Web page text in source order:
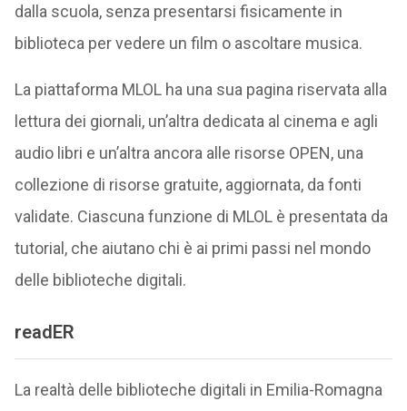
dalla scuola, senza presentarsi fisicamente in
biblioteca per vedere un film o ascoltare musica.
La piattaforma MLOL ha una sua pagina riservata alla
lettura dei giornali, un’altra dedicata al cinema e agli
audio libri e un’altra ancora alle risorse OPEN, una
collezione di risorse gratuite, aggiornata, da fonti
validate. Ciascuna funzione di MLOL è presentata da
tutorial, che aiutano chi è ai primi passi nel mondo
delle biblioteche digitali.
readER
La realtà delle biblioteche digitali in Emilia-Romagna